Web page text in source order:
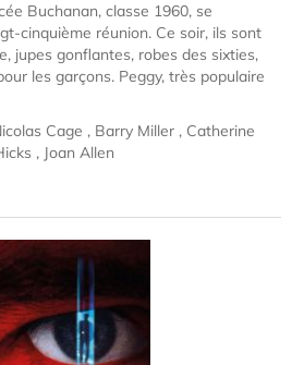
Buchanan, classe 1960, se
cinquième réunion. Ce soir, ils sont
jupes gonflantes, robes des sixties,
les garçons. Peggy, très populaire
Cage , Barry Miller , Catherine
, Joan Allen